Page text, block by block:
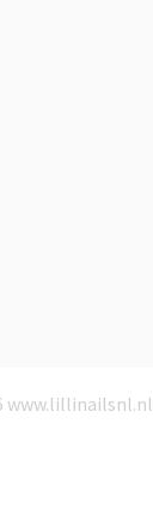
www.lillinailsnl.nl